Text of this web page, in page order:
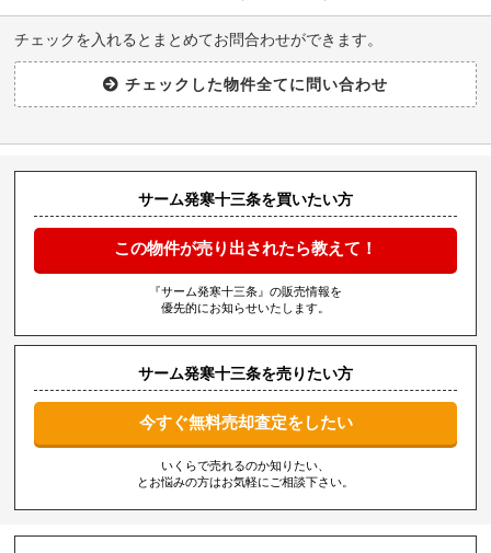
チェックを入れるとまとめてお問合わせができます。
サーム発寒十三条を買いたい方
この物件が売り出されたら教えて！
『サーム発寒十三条』の販売情報を
優先的にお知らせいたします。
サーム発寒十三条を売りたい方
今すぐ無料売却査定をしたい
いくらで売れるのか知りたい、
とお悩みの方はお気軽にご相談下さい。